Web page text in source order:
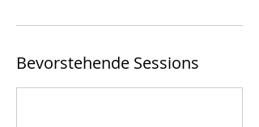
Bevorstehende Sessions